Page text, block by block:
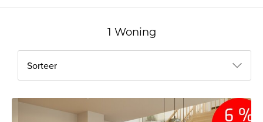
1 Woning
Sorteer